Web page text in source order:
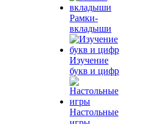
Рамки-
вкладыши
Изучение
букв и цифр
Настольные